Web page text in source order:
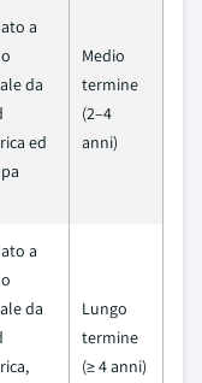
a
da
ed
Medio
termine
(2–4
anni)
a
da
Lungo
termine
(≥ 4 anni)